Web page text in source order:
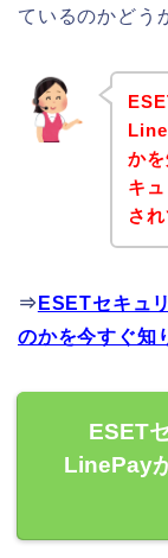
ているのかどう
か
キ
さ
⇒ ESETセキュ
のかを今すぐ知
ESET
LinePay